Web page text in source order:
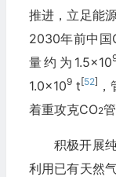
推进，立足能
2030年前中国
量约为1.5×10
1.0×109t[52]
着重攻克CO2
积极开展
利用已有天然